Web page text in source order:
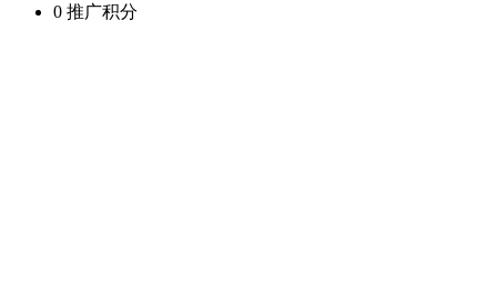
0 推广积分